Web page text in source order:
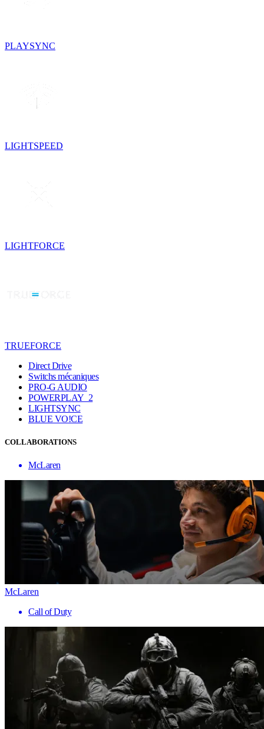
PLAYSYNC
LIGHTSPEED
LIGHTFORCE
TRUEFORCE
Direct Drive
Switchs mécaniques
PRO-G AUDIO
POWERPLAY 2
LIGHTSYNC
BLUE VO!CE
COLLABORATIONS
McLaren
McLaren
Call of Duty